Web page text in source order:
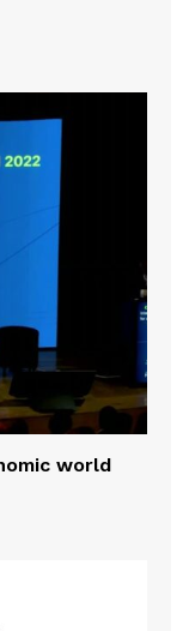
world